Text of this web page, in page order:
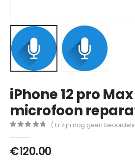
iPhone 12 pro Max
microfoon
( Er zijn nog geen
€120.00